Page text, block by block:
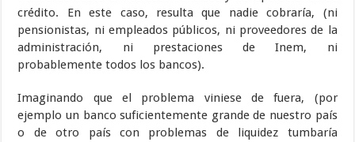
crédito. En este caso, resulta que nadie cobraría, (ni
pensionistas, ni empleados públicos, ni proveedores de la
administración, ni prestaciones de Inem, ni
probablemente todos los bancos).
Imaginando que el problema viniese de fuera, (por
ejemplo un banco suficientemente grande de nuestro país
o de otro país con problemas de liquidez tumbaría